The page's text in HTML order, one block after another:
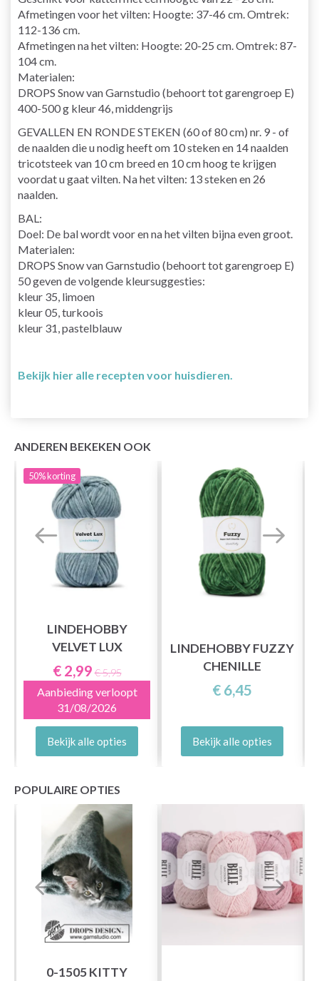
Afmetingen voor het vilten: Hoogte: 37-46 cm. Omtrek:
112-136 cm.
Afmetingen na het vilten: Hoogte: 20-25 cm. Omtrek: 87-
104 cm.
Materialen:
DROPS Snow van Garnstudio (behoort tot garengroep E)
400-500 g kleur 46, middengrijs
GEVALLEN EN RONDE STEKEN (60 of 80 cm) nr. 9 - of
de naalden die u nodig heeft om 10 steken en 14 naalden
tricotsteek van 10 cm breed en 10 cm hoog te krijgen
voordat u gaat vilten. Na het vilten: 13 steken en 26
naalden.
BAL:
Doel: De bal wordt voor en na het vilten bijna even groot.
Materialen:
DROPS Snow van Garnstudio (behoort tot garengroep E)
50 geven de volgende kleursuggesties:
kleur 35, limoen
kleur 05, turkoois
kleur 31, pastelblauw
Bekijk hier alle recepten voor huisdieren.
ANDEREN BEKEKEN OOK
50%korting
LINDEHOBBY
VELVET LUX
€ 2,99 € 5,95
Aanbieding verloopt
31/08/2026
Bekijk alle opties
LINDEHOBBY FUZZY
CHENILLE
€ 6,45
Bekijk alle opties
POPULAIRE OPTIES
0-1505 KITTY